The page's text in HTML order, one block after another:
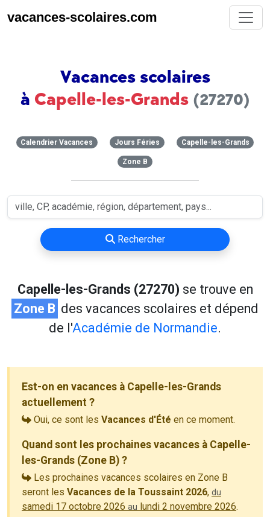
vacances-scolaires.com
Vacances scolaires
à Capelle-les-Grands (27270)
Calendrier Vacances Jours Féries Capelle-les-Grands
Zone B
Rechercher
Capelle-les-Grands (27270) se trouve en
Zone B des vacances scolaires et dépend
de l'Académie de Normandie.
Est-on en vacances à Capelle-les-Grands
actuellement ?
Oui, ce sont les Vacances d'Été en ce moment.
Quand sont les prochaines vacances à Capelle-
les-Grands (Zone B) ?
Les prochaines vacances scolaires en Zone B
seront les Vacances de la Toussaint 2026, du
samedi 17 octobre 2026 au lundi 2 novembre 2026.